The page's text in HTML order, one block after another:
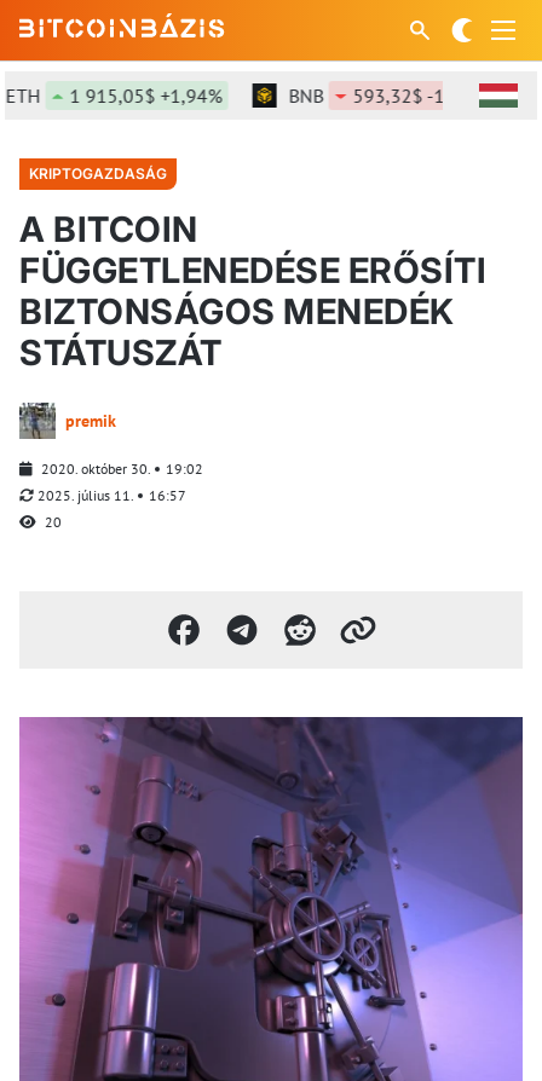
1 915,05$ +1,94% BNB 593,32$ -1,55%
KRIPTOGAZDASÁG
A BITCOIN
FÜGGETLENEDÉSE ERŐSÍTI
BIZTONSÁGOS MENEDÉK
STÁTUSZÁT
premik
2020. október 30.
19:02
2025. július 11.
16:57
20